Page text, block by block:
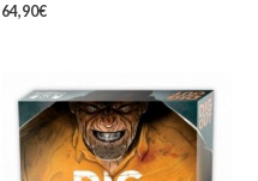
64,90€